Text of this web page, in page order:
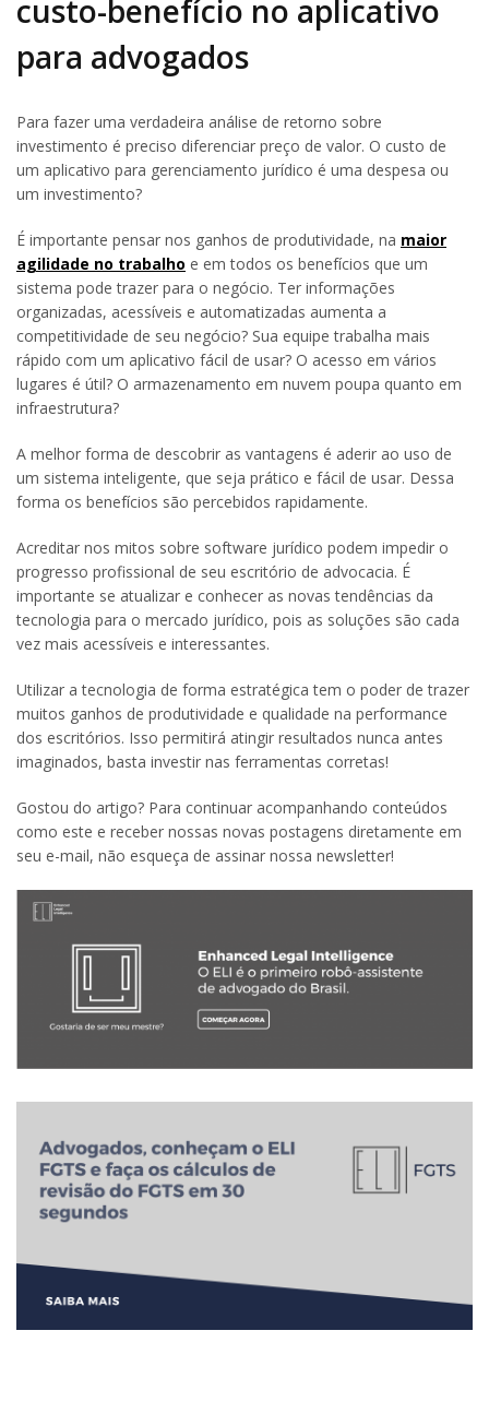
custo-benefício no aplicativo
para advogados
Para fazer uma verdadeira análise de retorno sobre
investimento é preciso diferenciar preço de valor. O custo de
um aplicativo para gerenciamento jurídico é uma despesa ou
um investimento?
É importante pensar nos ganhos de produtividade, na maior
agilidade no trabalho e em todos os benefícios que um
sistema pode trazer para o negócio. Ter informações
organizadas, acessíveis e automatizadas aumenta a
competitividade de seu negócio? Sua equipe trabalha mais
rápido com um aplicativo fácil de usar? O acesso em vários
lugares é útil? O armazenamento em nuvem poupa quanto em
infraestrutura?
A melhor forma de descobrir as vantagens é aderir ao uso de
um sistema inteligente, que seja prático e fácil de usar. Dessa
forma os benefícios são percebidos rapidamente.
Acreditar nos mitos sobre software jurídico podem impedir o
progresso profissional de seu escritório de advocacia. É
importante se atualizar e conhecer as novas tendências da
tecnologia para o mercado jurídico, pois as soluções são cada
vez mais acessíveis e interessantes.
Utilizar a tecnologia de forma estratégica tem o poder de trazer
muitos ganhos de produtividade e qualidade na performance
dos escritórios. Isso permitirá atingir resultados nunca antes
imaginados, basta investir nas ferramentas corretas!
Gostou do artigo? Para continuar acompanhando conteúdos
como este e receber nossas novas postagens diretamente em
seu e-mail, não esqueça de assinar nossa newsletter!